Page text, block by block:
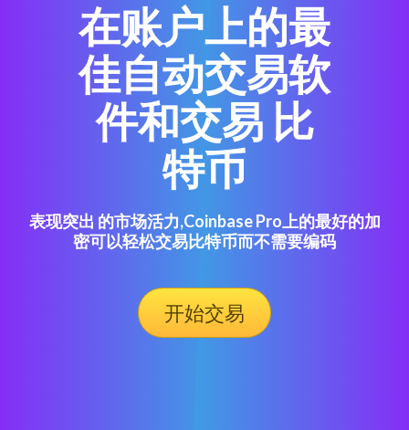
在账户上的最
佳自动交易软
件和交易 比
特币
表现突出 的市场活力,Coinbase Pro上的最好的加
密可以轻松交易比特币而不需要编码
开始交易